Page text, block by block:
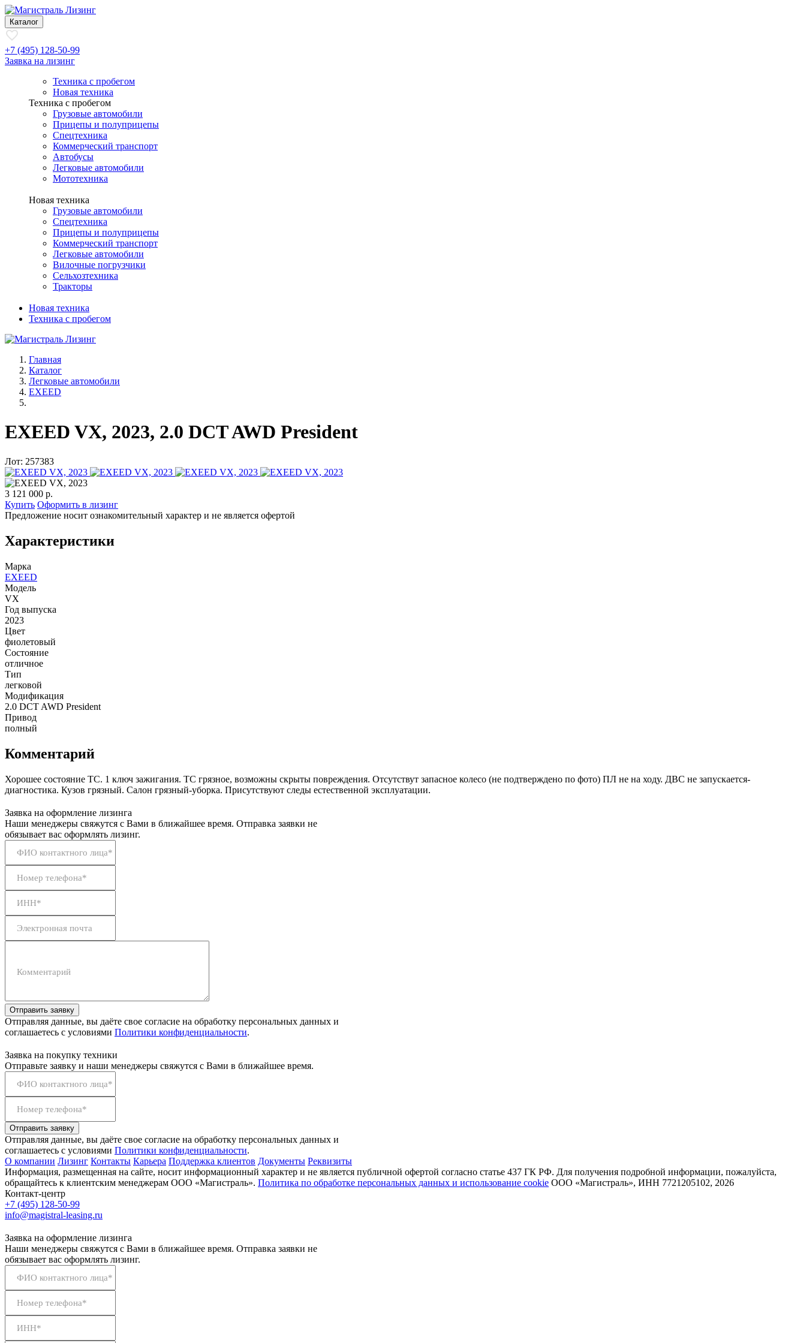
Каталог
+7 (495) 128-50-99
Заявка на лизинг
Техника с пробегом
Новая техника
Техника с пробегом
Грузовые автомобили
Прицепы и полуприцепы
Спецтехника
Коммерческий транспорт
Автобусы
Легковые автомобили
Мототехника
Новая техника
Грузовые автомобили
Спецтехника
Прицепы и полуприцепы
Коммерческий транспорт
Легковые автомобили
Вилочные погрузчики
Сельхозтехника
Тракторы
Новая техника
Техника с пробегом
Главная
Каталог
Легковые автомобили
EXEED
EXEED VX, 2023, 2.0 DCT AWD President
Лот: 257383
3 121 000 р.
Купить Оформить в лизинг
Предложение носит ознакомительный характер и не является офертой
Характеристики
Марка
EXEED
Модель
VX
Год выпуска
2023
Цвет
фиолетовый
Состояние
отличное
Тип
легковой
Модификация
2.0 DCT AWD President
Привод
полный
Комментарий
Хорошее состояние ТС. 1 ключ зажигания. ТС грязное, возможны скрыты повреждения. Отсутствут запасное колесо (не подтверждено по фото) ПЛ не на ходу. ДВС не запускается-
диагностика. Кузов грязный. Салон грязный-уборка. Присутствуют следы естественной эксплуатации.
Заявка на оформление лизинга
Наши менеджеры свяжутся с Вами в ближайшее время. Отправка заявки не
обязывает вас оформлять лизинг.
ФИО контактного лица*
Номер телефона*
ИНН*
Электронная почта
Комментарий
Отправить заявку
Отправляя данные, вы даёте свое согласие на обработку персональных данных и
соглашаетесь с условиями Политики конфиденциальности.
Заявка на покупку техники
Отправьте заявку и наши менеджеры свяжутся с Вами в ближайшее время.
ФИО контактного лица*
Номер телефона*
Отправить заявку
Отправляя данные, вы даёте свое согласие на обработку персональных данных и
соглашаетесь с условиями Политики конфиденциальности.
О компании Лизинг Контакты Карьера Поддержка клиентов Документы Реквизиты
Информация, размещенная на сайте, носит информационный характер и не является публичной офертой согласно статье 437 ГК РФ. Для получения подробной информации, пожалуйста,
обращайтесь к клиентским менеджерам ООО «Магистраль». Политика по обработке персональных данных и использование сookie ООО «Магистраль», ИНН 7721205102, 2026
Контакт-центр
+7 (495) 128-50-99
info@magistral-leasing.ru
Заявка на оформление лизинга
Наши менеджеры свяжутся с Вами в ближайшее время. Отправка заявки не
обязывает вас оформлять лизинг.
ФИО контактного лица*
Номер телефона*
ИНН*